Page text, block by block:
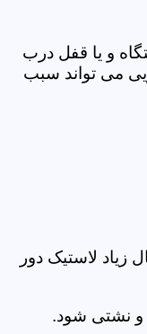
و یا قفل درب
می تواند سبب
لاستیک دور
و نشتی شود.